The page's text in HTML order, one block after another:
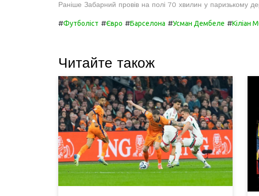
Раніше Забарний провів на полі 70 хвилин у паризькому
#Футболіст #Євро #Барселона #Усман Дембеле #Кіліан
Читайте також